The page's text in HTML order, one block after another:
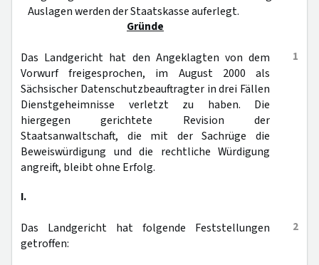
Auslagen werden der Staatskasse auferlegt.
Gründe
1
Das Landgericht hat den Angeklagten von dem
Vorwurf freigesprochen, im August 2000 als
Sächsischer Datenschutzbeauftragter in drei Fällen
Dienstgeheimnisse verletzt zu haben. Die
hiergegen gerichtete Revision der
Staatsanwaltschaft, die mit der Sachrüge die
Beweiswürdigung und die rechtliche Würdigung
angreift, bleibt ohne Erfolg.
I.
2
Das Landgericht hat folgende Feststellungen
getroffen: